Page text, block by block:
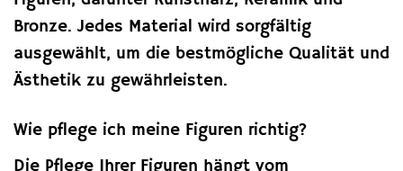
Bronze. Jedes Material wird sorgfältig
ausgewählt, um die bestmögliche Qualität und
Ästhetik zu gewährleisten.
Wie pflege ich meine Figuren richtig?
Die Pflege Ihrer Figuren hängt vom